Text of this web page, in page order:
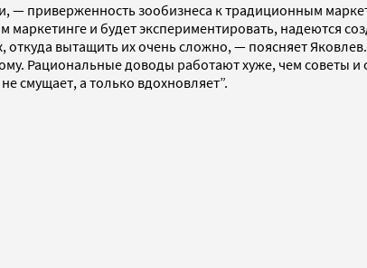
— приверженность зообизнеса к традиционным
и будет экспериментировать, надеются
вытащить их очень сложно, — поясняет
Рациональные доводы работают хуже, чем советы
смущает, а только вдохновляет”.